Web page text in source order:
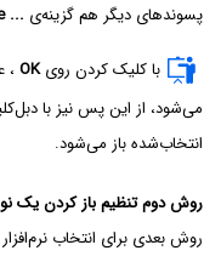
پسوندهای دیگر هم گزینه‌ی ...
با کلیک کردن رویOK،
می‌شود، از این پس نیز با
انتخاب‌شده باز می‌شود.
روش دوم تنظیم باز کردن یک نوع
روش بعدی برای انتخاب